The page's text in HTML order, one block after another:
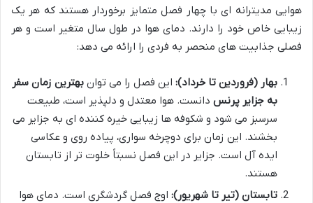
هوایی مدیترانه ای با چهار فصل متمایز برخوردار هستند که هر یک
زیبایی خاص خود را دارند. دمای هوا در طول سال متغیر است و هر
فصلی جذابیت های منحصر به فردی را ارائه می دهد:
بهار (فروردین تا خرداد): این فصل را می توان بهترین زمان سفر
به جزایر پرنس دانست. هوا معتدل و دلپذیر است، طبیعت
سرسبز می شود و شکوفه ها زیبایی خیره کننده ای به جزایر می
بخشند. این زمان برای دوچرخه سواری، پیاده روی و عکاسی
ایده آل است. جزایر در این فصل نسبتاً خلوت تر از تابستان
هستند.
تابستان (تیر تا شهریور): اوج فصل گردشگری است. دمای هوا